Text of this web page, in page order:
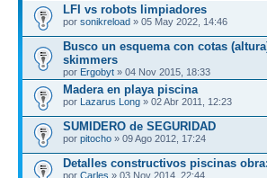
LFI vs robots limpiadores
por sonikreload » 05 May 2022, 14:46
Busco un esquema con cotas
skimmers
por Ergobyt » 04 Nov 2015, 18:33
Madera en playa piscina
por Lazarus Long » 02 Abr 2011, 12:23
SUMIDERO de SEGURIDAD
por pitocho » 09 Ago 2012, 17:24
Detalles constructivos piscinas
por Carles » 03 Nov 2014, 22:44